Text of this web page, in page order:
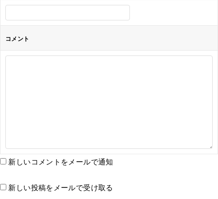
コメント
新しいコメントをメールで通知
新しい投稿をメールで受け取る